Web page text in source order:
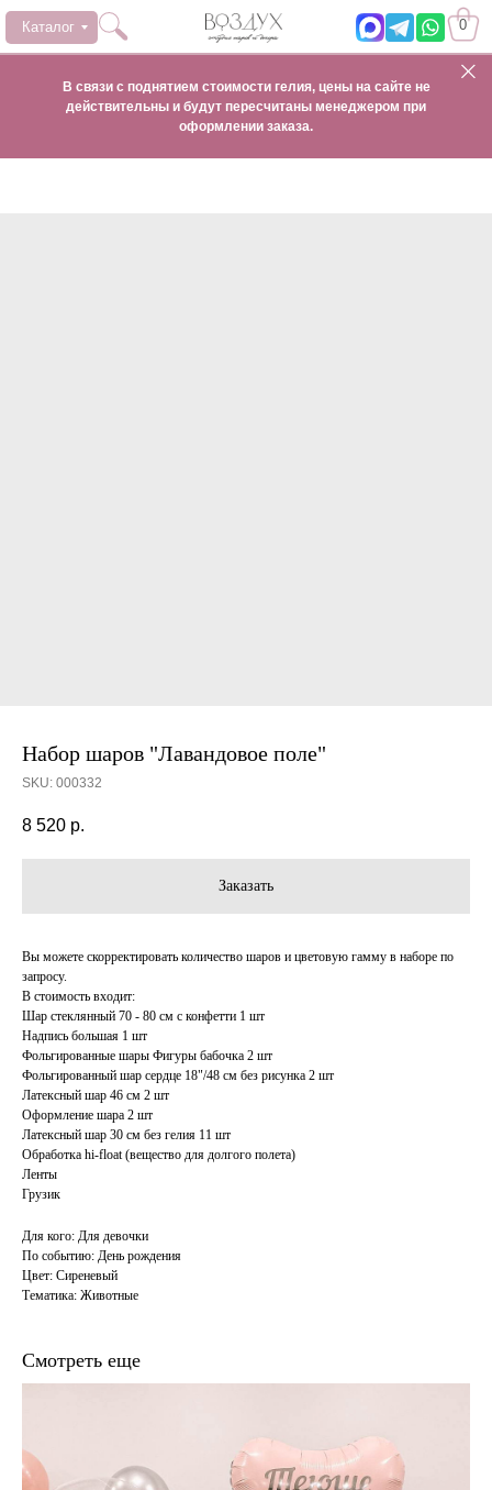
0
Каталог
В связи с поднятием стоимости гелия, цены на сайте не
действительны и будут пересчитаны менеджером при
оформлении заказа.
Набор шаров "Лавандовое поле"
SKU: 000332
8 520 р.
Заказать
Вы можете скорректировать количество шаров и цветовую гамму в наборе по
запросу.
В стоимость входит:
Шар стеклянный 70 - 80 см с конфетти 1 шт
Надпись большая 1 шт
Фольгированные шары Фигуры бабочка 2 шт
Фольгированный шар сердце 18"/48 см без рисунка 2 шт
Латексный шар 46 см 2 шт
Оформление шара 2 шт
Латексный шар 30 см без гелия 11 шт
Обработка hi-float (вещество для долгого полета)
Ленты
Грузик
Для кого: Для девочки
По событию: День рождения
Цвет: Сиреневый
Тематика: Животные
Смотреть еще